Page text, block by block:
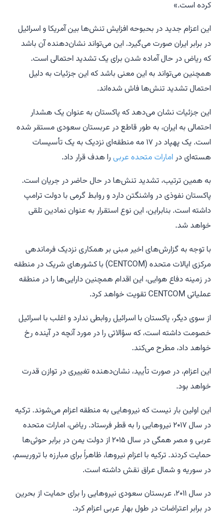
کرده است.»
این اعزام جدید در بحبوحه افزایش تنش‌ها بین آمریکا و اسرائیل
در برابر ایران صورت می‌گیرد. این می‌تواند نشان‌دهنده آن باشد
که ریاض در حال آماده شدن برای یک تشدید احتمالی است.
همچنین می‌تواند به این معنی باشد که این جزئیات به دلیل
احتمال تشدید تنش‌ها فاش شده‌اند.
این جزئیات نشان می‌دهد که پاکستان به عنوان یک هشدار
احتمالی به ایران، به طور قاطع در عربستان سعودی مستقر شده
است. یک پهپاد در ۱۷ مه منطقه‌ای نزدیک به یک تأسیسات
هسته‌ای در امارات متحده عربی را هدف قرار داد.
به همین ترتیب، تشدید تنش‌ها در حال حاضر در جریان است.
پاکستان نفوذی در واشنگتن دارد و روابط گرمی با دولت ترامپ
داشته است. بنابراین، این نوع استقرار به عنوان نمادین تلقی
خواهد شد.
با توجه به گزارش‌های اخیر مبنی بر همکاری نزدیک فرماندهی
مرکزی ایالات متحده (CENTCOM) با کشورهای شریک در منطقه
در زمینه دفاع هوایی، این اقدام همچنین دارایی‌ها را در منطقه
عملیاتی CENTCOM تقویت خواهد کرد.
از سوی دیگر، پاکستان با اسرائیل روابطی ندارد و اغلب با اسرائیل
خصومت داشته است، که سؤالاتی را در مورد آنچه در آینده رخ
خواهد داد، مطرح می‌کند.
این اعزام، در صورت تأیید، نشان‌دهنده تغییری در توازن قدرت
خواهد بود.
این اولین بار نیست که نیروهایی به منطقه اعزام می‌شوند. ترکیه
در سال ۲۰۱۷ نیروهایی را به قطر فرستاد. ریاض، امارات متحده
عربی و مصر همگی در سال ۲۰۱۵ از دولت یمن در برابر حوثی‌ها
حمایت کردند. ترکیه با اعزام نیروها، ظاهراً برای مبارزه با تروریسم،
در سوریه و شمال عراق نقش داشته است.
در سال ۲۰۱۱، عربستان سعودی نیروهایی را برای حمایت از بحرین
در برابر اعتراضات در طول بهار عربی اعزام کرد.